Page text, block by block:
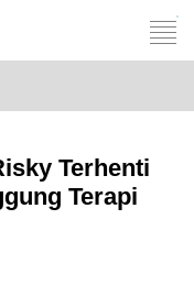
Terhenti
Terapi